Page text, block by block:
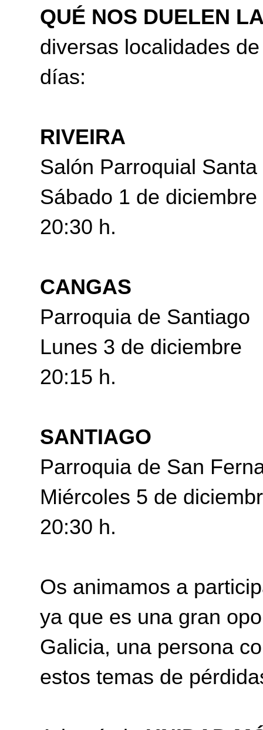
QUÉ NOS DUELEN
diversas localidades
días:
RIVEIRA
Salón Parroquial
Sábado 1 de diciembre
20:30 h.
CANGAS
Parroquia de Santiago
Lunes 3 de diciembre
20:15 h.
SANTIAGO
Parroquia de San
Miércoles 5 de
20:30 h.
Os animamos a
ya que es una gran
Galicia, una persona
estos temas de